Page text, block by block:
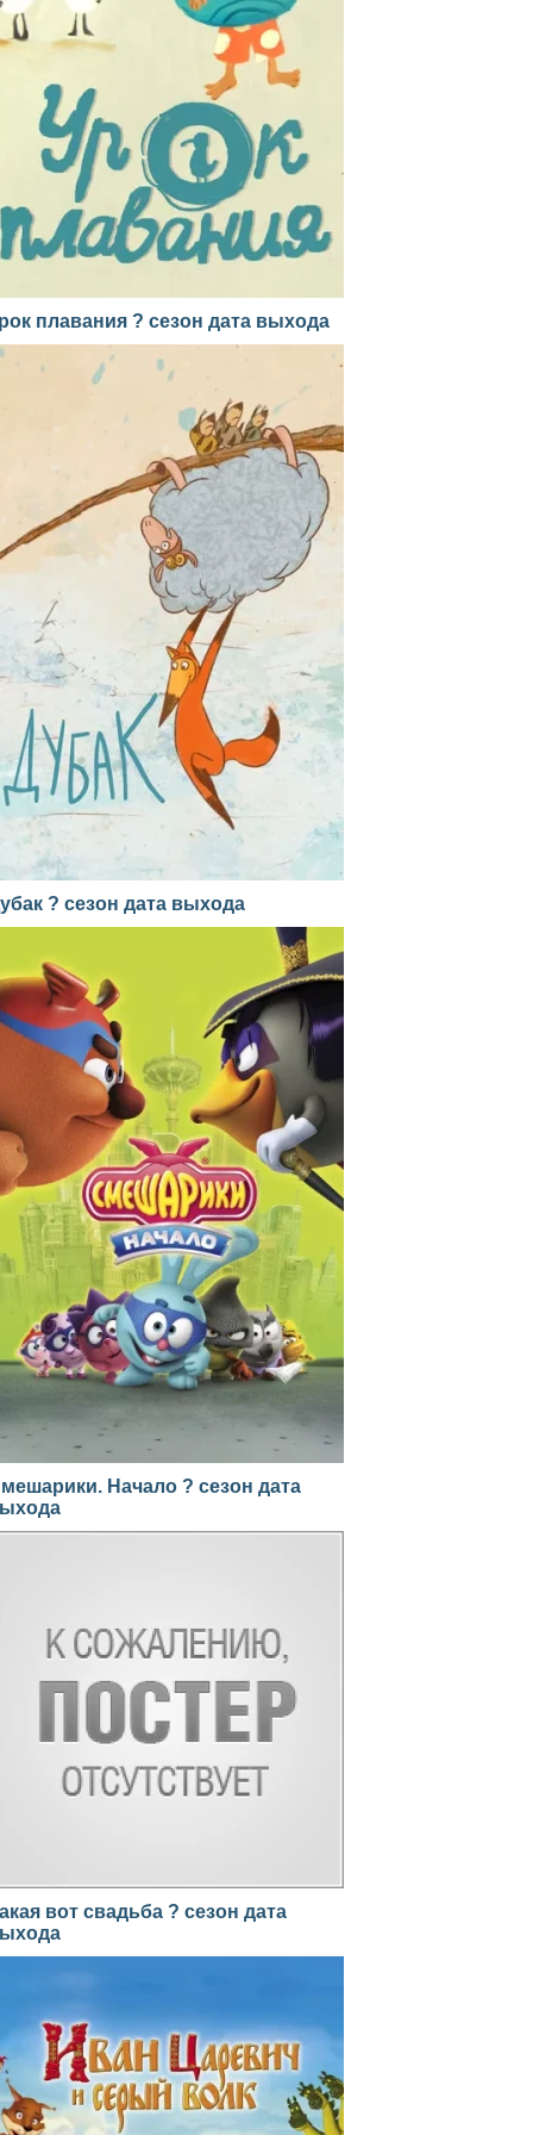
плавания ? сезон дата выхода
? сезон дата выхода
Начало ? сезон дата
вот свадьба ? сезон дата